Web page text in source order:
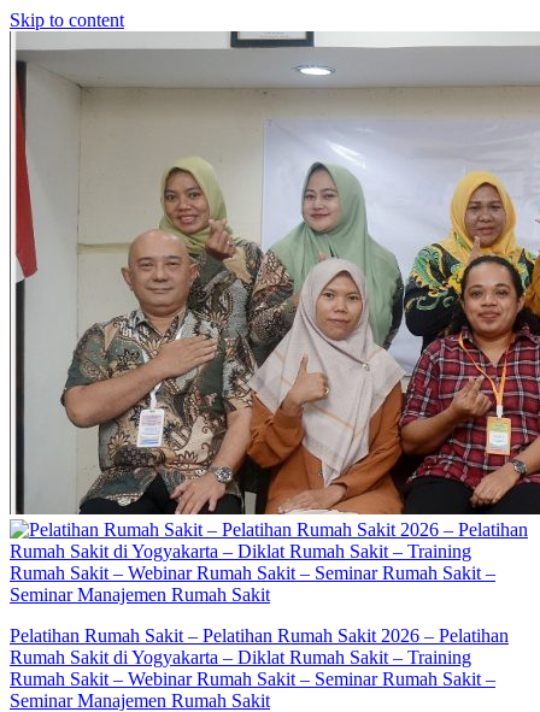
Skip to content
Pelatihan Rumah Sakit – Pelatihan Rumah Sakit 2026 – Pelatihan
Rumah Sakit di Yogyakarta – Diklat Rumah Sakit – Training
Rumah Sakit – Webinar Rumah Sakit – Seminar Rumah Sakit –
Seminar Manajemen Rumah Sakit